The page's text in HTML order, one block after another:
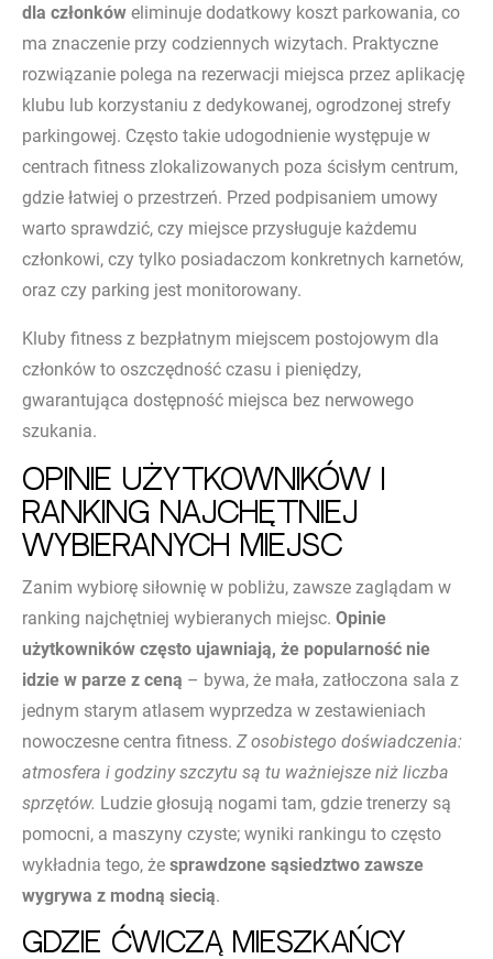
dla członków eliminuje dodatkowy koszt parkowania, co
ma znaczenie przy codziennych wizytach. Praktyczne
rozwiązanie polega na rezerwacji miejsca przez aplikację
klubu lub korzystaniu z dedykowanej, ogrodzonej strefy
parkingowej. Często takie udogodnienie występuje w
centrach fitness zlokalizowanych poza ścisłym centrum,
gdzie łatwiej o przestrzeń. Przed podpisaniem umowy
warto sprawdzić, czy miejsce przysługuje każdemu
członkowi, czy tylko posiadaczom konkretnych karnetów,
oraz czy parking jest monitorowany.
Kluby fitness z bezpłatnym miejscem postojowym dla
członków to oszczędność czasu i pieniędzy,
gwarantująca dostępność miejsca bez nerwowego
szukania.
Opinie użytkowników i
ranking najchętniej
wybieranych miejsc
Zanim wybiorę siłownię w pobliżu, zawsze zaglądam w
ranking najchętniej wybieranych miejsc. Opinie
użytkowników często ujawniają, że popularność nie
idzie w parze z ceną – bywa, że mała, zatłoczona sala z
jednym starym atlasem wyprzedza w zestawieniach
nowoczesne centra fitness. Z osobistego doświadczenia:
atmosfera i godziny szczytu są tu ważniejsze niż liczba
sprzętów. Ludzie głosują nogami tam, gdzie trenerzy są
pomocni, a maszyny czyste; wyniki rankingu to często
wykładnia tego, że sprawdzone sąsiedztwo zawsze
wygrywa z modną siecią.
Gdzie ćwiczą mieszkańcy